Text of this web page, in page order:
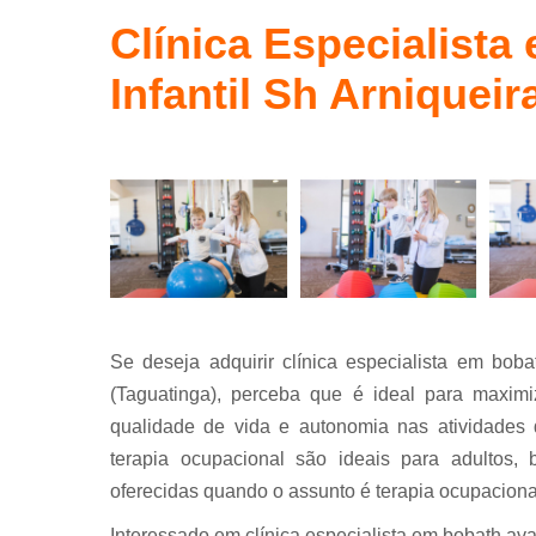
ocupacional
conceito
Clínica Especialista
Infantil Sh
Se deseja adquirir clínica especialista em
(Taguatinga), perceba que é ideal para
qualidade de vida e autonomia nas
terapia ocupacional são ideais para adultos,
oferecidas quando o assunto é terapia